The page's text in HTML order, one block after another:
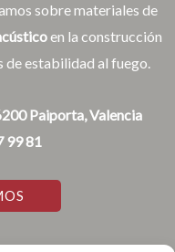
sobre materiales de
en la construcción
de estabilidad al fuego.
Paiporta, Valencia
99 81